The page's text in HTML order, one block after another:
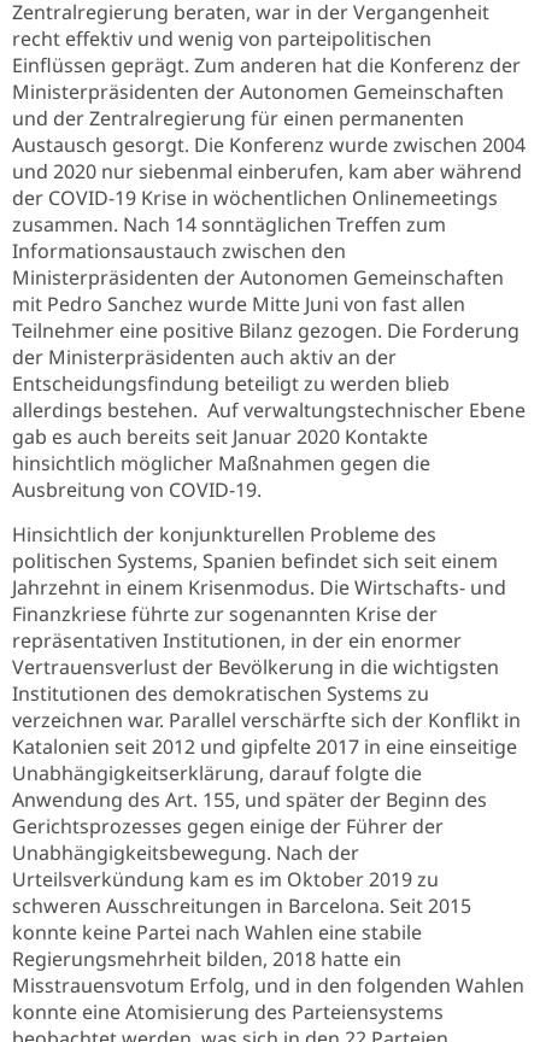
Zentralregierung beraten, war in der Vergangenheit
recht effektiv und wenig von parteipolitischen
Einflüssen geprägt. Zum anderen hat die Konferenz der
Ministerpräsidenten der Autonomen Gemeinschaften
und der Zentralregierung für einen permanenten
Austausch gesorgt. Die Konferenz wurde zwischen 2004
und 2020 nur siebenmal einberufen, kam aber während
der COVID-19 Krise in wöchentlichen Onlinemeetings
zusammen. Nach 14 sonntäglichen Treffen zum
Informationsaustauch zwischen den
Ministerpräsidenten der Autonomen Gemeinschaften
mit Pedro Sanchez wurde Mitte Juni von fast allen
Teilnehmer eine positive Bilanz gezogen. Die Forderung
der Ministerpräsidenten auch aktiv an der
Entscheidungsfindung beteiligt zu werden blieb
allerdings bestehen. Auf verwaltungstechnischer Ebene
gab es auch bereits seit Januar 2020 Kontakte
hinsichtlich möglicher Maßnahmen gegen die
Ausbreitung von COVID-19.
Hinsichtlich der konjunkturellen Probleme des
politischen Systems, Spanien befindet sich seit einem
Jahrzehnt in einem Krisenmodus. Die Wirtschafts- und
Finanzkriese führte zur sogenannten Krise der
repräsentativen Institutionen, in der ein enormer
Vertrauensverlust der Bevölkerung in die wichtigsten
Institutionen des demokratischen Systems zu
verzeichnen war. Parallel verschärfte sich der Konflikt in
Katalonien seit 2012 und gipfelte 2017 in eine einseitige
Unabhängigkeitserklärung, darauf folgte die
Anwendung des Art. 155, und später der Beginn des
Gerichtsprozesses gegen einige der Führer der
Unabhängigkeitsbewegung. Nach der
Urteilsverkündung kam es im Oktober 2019 zu
schweren Ausschreitungen in Barcelona. Seit 2015
konnte keine Partei nach Wahlen eine stabile
Regierungsmehrheit bilden, 2018 hatte ein
Misstrauensvotum Erfolg, und in den folgenden Wahlen
konnte eine Atomisierung des Parteiensystems